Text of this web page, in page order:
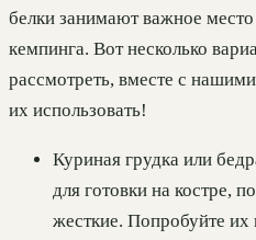
белки занимают важное
кемпинга. Вот несколько
рассмотреть, вместе с
их использовать!
Куриная грудка или
для готовки на костре,
жесткие. Попробуйте их